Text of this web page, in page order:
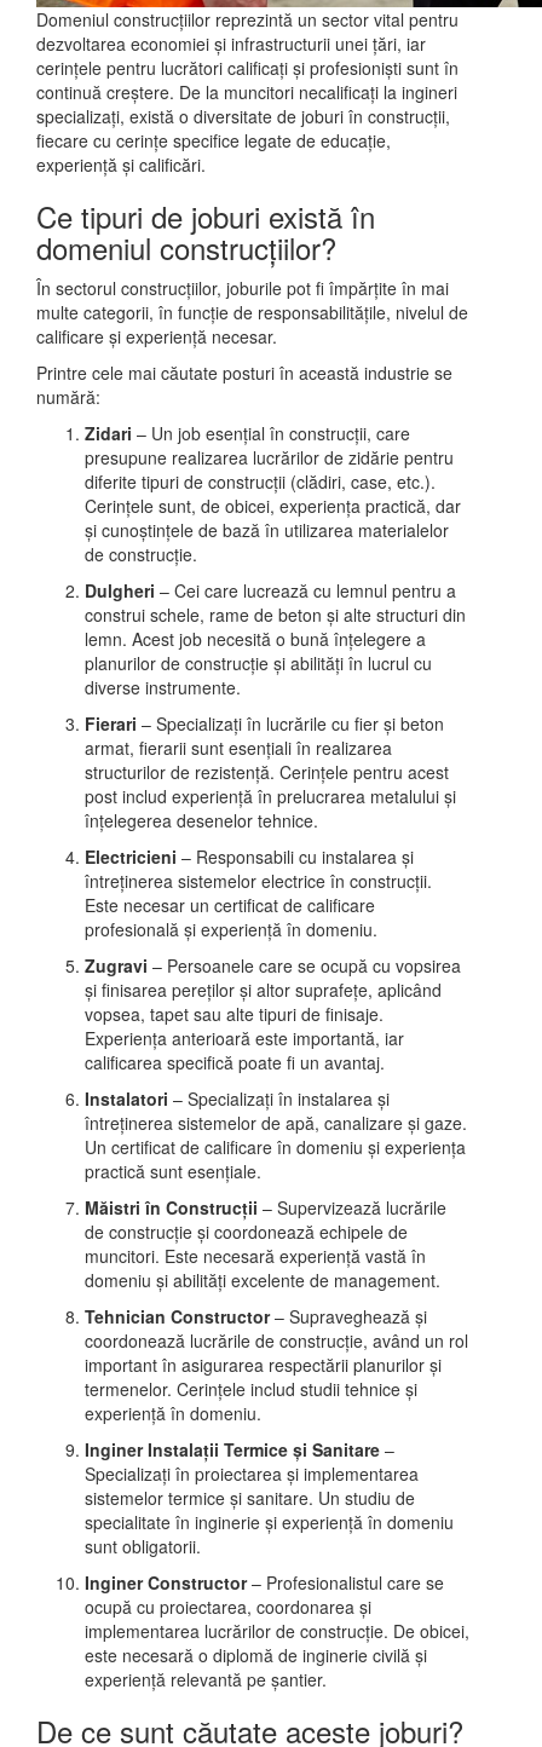
Domeniul construcțiilor reprezintă un sector vital pentru
dezvoltarea economiei și infrastructurii unei țări, iar
cerințele pentru lucrători calificați și profesioniști sunt în
continuă creștere. De la muncitori necalificați la ingineri
specializați, există o diversitate de joburi în construcții,
fiecare cu cerințe specifice legate de educație,
experiență și calificări.
Ce tipuri de joburi există în
domeniul construcțiilor?
În sectorul construcțiilor, joburile pot fi împărțite în mai
multe categorii, în funcție de responsabilitățile, nivelul de
calificare și experiență necesar.
Printre cele mai căutate posturi în această industrie se
numără:
Zidari – Un job esențial în construcții, care
presupune realizarea lucrărilor de zidărie pentru
diferite tipuri de construcții (clădiri, case, etc.).
Cerințele sunt, de obicei, experiența practică, dar
și cunoștințele de bază în utilizarea materialelor
de construcție.
Dulgheri – Cei care lucrează cu lemnul pentru a
construi schele, rame de beton și alte structuri din
lemn. Acest job necesită o bună înțelegere a
planurilor de construcție și abilități în lucrul cu
diverse instrumente.
Fierari – Specializați în lucrările cu fier și beton
armat, fierarii sunt esențiali în realizarea
structurilor de rezistență. Cerințele pentru acest
post includ experiență în prelucrarea metalului și
înțelegerea desenelor tehnice.
Electricieni – Responsabili cu instalarea și
întreținerea sistemelor electrice în construcții.
Este necesar un certificat de calificare
profesională și experiență în domeniu.
Zugravi – Persoanele care se ocupă cu vopsirea
și finisarea pereților și altor suprafețe, aplicând
vopsea, tapet sau alte tipuri de finisaje.
Experiența anterioară este importantă, iar
calificarea specifică poate fi un avantaj.
Instalatori – Specializați în instalarea și
întreținerea sistemelor de apă, canalizare și gaze.
Un certificat de calificare în domeniu și experiența
practică sunt esențiale.
Măistri în Construcții – Supervizează lucrările
de construcție și coordonează echipele de
muncitori. Este necesară experiență vastă în
domeniu și abilități excelente de management.
Tehnician Constructor– Supraveghează și
coordonează lucrările de construcție, având un rol
important în asigurarea respectării planurilor și
termenelor. Cerințele includ studii tehnice și
experiență în domeniu.
Inginer Instalații Termice și Sanitare –
Specializați în proiectarea și implementarea
sistemelor termice și sanitare. Un studiu de
specialitate în inginerie și experiență în domeniu
sunt obligatorii.
Inginer Constructor– Profesionalistul care se
ocupă cu proiectarea, coordonarea și
implementarea lucrărilor de construcție. De obicei,
este necesară o diplomă de inginerie civilă și
experiență relevantă pe șantier.
De ce sunt căutate aceste joburi?